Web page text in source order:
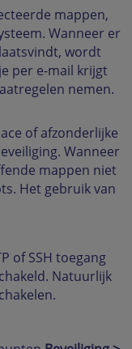
mappen,
Wanneer er
wordt
per e-mail krijgt
nemen.
of afzonderlijke
Wanneer
mappen niet
Het gebruik van
of SSH toegang
Natuurlijk